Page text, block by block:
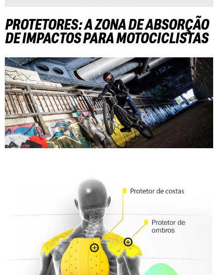
PROTETORES: A ZONA DE ABSORÇÃO
DE IMPACTOS PARA MOTOCICLISTAS